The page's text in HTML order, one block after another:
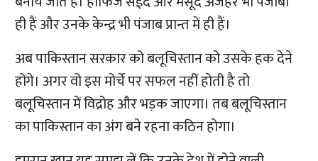
ही हैं और उनके केन्द्र भी पंजाब प्रान्त में ही हैं।
अब पाकिस्तान सरकार को बलूचिस्तान को उसके हक देने
होंगे। अगर वो इस मोर्चे पर सफल नहीं होती है तो
बलूचिस्तान में विद्रोह और भड़क जाएगा। तब बलूचिस्तान
का पाकिस्तान का अंग बने रहना कठिन होगा।